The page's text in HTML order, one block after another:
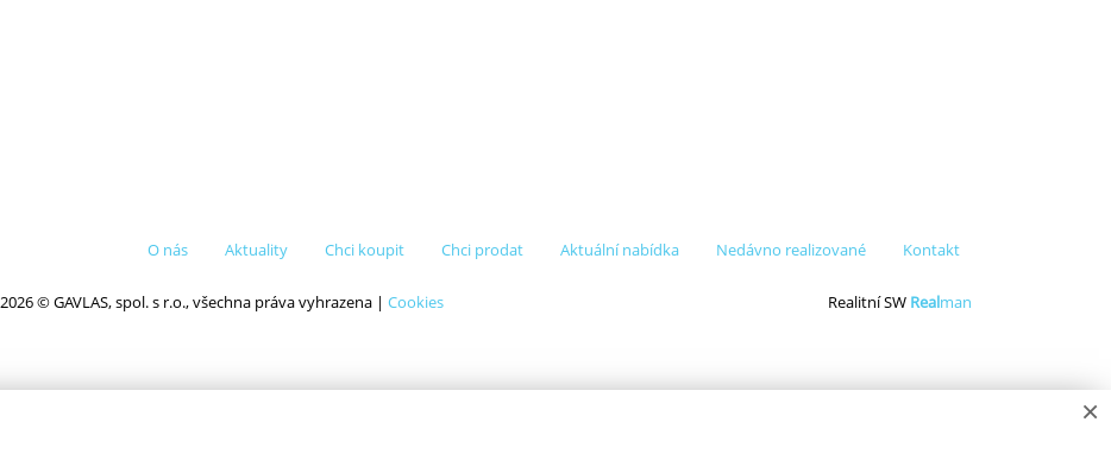
O nás Aktuality Chci koupit Chci prodat Aktuální nabídka Nedávno realizované Kontakt
2026 © GAVLAS, spol. s r.o., všechna práva vyhrazena | Cookies Realitní SW Realman
×